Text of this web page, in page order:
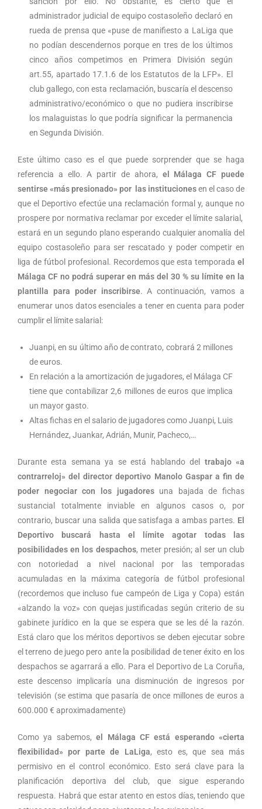
administrador judicial de equipo costasoleño declaró en
rueda de prensa que «puse de manifiesto a LaLiga que
no podían descendernos porque en tres de los últimos
cinco años competimos en Primera División según
art.55, apartado 17.1.6 de los Estatutos de la LFP». El
club gallego, con esta reclamación, buscaría el descenso
administrativo/económico o que no pudiera inscribirse
los malaguistas lo que podría significar la permanencia
en Segunda División.
Este último caso es el que puede sorprender que se haga
referencia a ello. A partir de ahora, el Málaga CF puede
sentirse «más presionado» por las institucionesen el caso de
que el Deportivo efectúe una reclamación formal y, aunque no
prospere por normativa reclamar por exceder el límite salarial,
estará en un segundo plano esperando cualquier anomalía del
equipo costasoleño para ser rescatado y poder competir en
liga de fútbol profesional. Recordemos que esta temporada el
Málaga CF no podrá superar en más del 30 % su límite en la
plantilla para poder inscribirse. A continuación, vamos a
enumerar unos datos esenciales a tener en cuenta para poder
cumplir el límite salarial:
Juanpi, en su último año de contrato, cobrará 2 millones
de euros.
En relación a la amortización de jugadores, el Málaga CF
tiene que contabilizar 2,6 millones de euros que implica
un mayor gasto.
Altas fichas en el salario de jugadores como Juanpi, Luis
Hernández, Juankar, Adrián, Munir, Pacheco,…
Durante esta semana ya se está hablando del trabajo «a
contrarreloj» del director deportivo Manolo Gaspar a fin de
poder negociar con los jugadoresuna bajada de fichas
sustancial totalmente inviable en algunos casos o, por
contrario, buscar una salida que satisfaga a ambas partes. El
Deportivo buscará hasta el límite agotar todas las
posibilidades en los despachos, meter presión; al ser un club
con notoriedad a nivel nacional por las temporadas
acumuladas en la máxima categoría de fútbol profesional
(recordemos que incluso fue campeón de Liga y Copa) están
«alzando la voz» con quejas justificadas según criterio de su
gabinete jurídico en la que se espera que se les dé la razón.
Está claro que los méritos deportivos se deben ejecutar sobre
el terreno de juego pero ante la posibilidad de tener éxito en los
despachos se agarrará a ello. Para el Deportivo de La Coruña,
este descenso implicaría una disminución de ingresos por
televisión (se estima que pasaría de once millones de euros a
600.000 € aproximadamente)
Como ya sabemos,el Málaga CF está esperando «cierta
flexibilidad» por parte de LaLiga, esto es, que sea más
permisivo en el control económico. Esto será clave para la
planificación deportiva del club, que sigue esperando
respuesta. Habrá que estar atento en estos días, teniendo que